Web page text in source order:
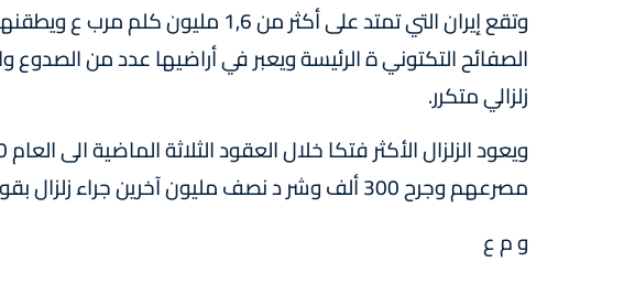
الصفائح التكتوني ة الرئيسة ويعبر في أراضيها عدد من الصدوع
زلزالي متكرر.
مصرعهم وجرح 300 ألف وشر د نصف مليون آخرين جراء زلزال بقوة 7,3 درجات ضرب شمال البلاد.
و م ع